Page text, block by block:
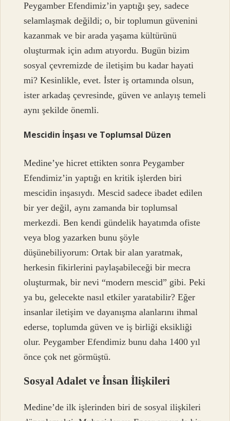
Peygamber Efendimiz’in yaptığı şey, sadece
selamlaşmak değildi; o, bir toplumun güvenini
kazanmak ve bir arada yaşama kültürünü
oluşturmak için adım atıyordu. Bugün bizim
sosyal çevremizde de iletişim bu kadar hayati
mi? Kesinlikle, evet. İster iş ortamında olsun,
ister arkadaş çevresinde, güven ve anlayış temeli
aynı şekilde önemli.
Mescidin İnşası ve Toplumsal Düzen
Medine’ye hicret ettikten sonra Peygamber
Efendimiz’in yaptığı en kritik işlerden biri
mescidin inşasıydı. Mescid sadece ibadet edilen
bir yer değil, aynı zamanda bir toplumsal
merkezdi. Ben kendi gündelik hayatımda ofiste
veya blog yazarken bunu şöyle
düşünebiliyorum: Ortak bir alan yaratmak,
herkesin fikirlerini paylaşabileceği bir mecra
oluşturmak, bir nevi “modern mescid” gibi. Peki
ya bu, gelecekte nasıl etkiler yaratabilir? Eğer
insanlar iletişim ve dayanışma alanlarını ihmal
ederse, toplumda güven ve iş birliği eksikliği
olur. Peygamber Efendimiz bunu daha 1400 yıl
önce çok net görmüştü.
Sosyal Adalet ve İnsan İlişkileri
Medine’de ilk işlerinden biri de sosyal ilişkileri